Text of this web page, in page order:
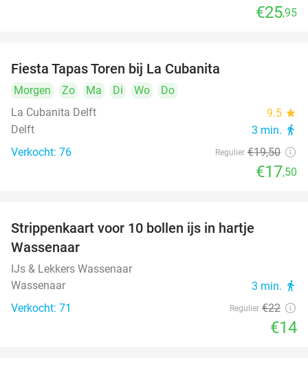
€25,95
Fiesta Tapas Toren bij La Cubanita
Morgen Zo Ma Di Wo
Do
La Cubanita Delft
9.5 star
Delft 3 min. directions_walk
Verkocht: 76 Regulier €19,50
€17,50
Strippenkaart voor 10 bollen ijs in hartje
Wassenaar
IJs & Lekkers Wassenaar
Wassenaar
3 min. directions_walk
Verkocht: 71 Regulier €22
€14